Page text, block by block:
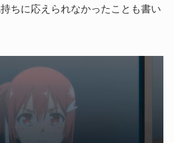
ちに応えられなかったことも書い